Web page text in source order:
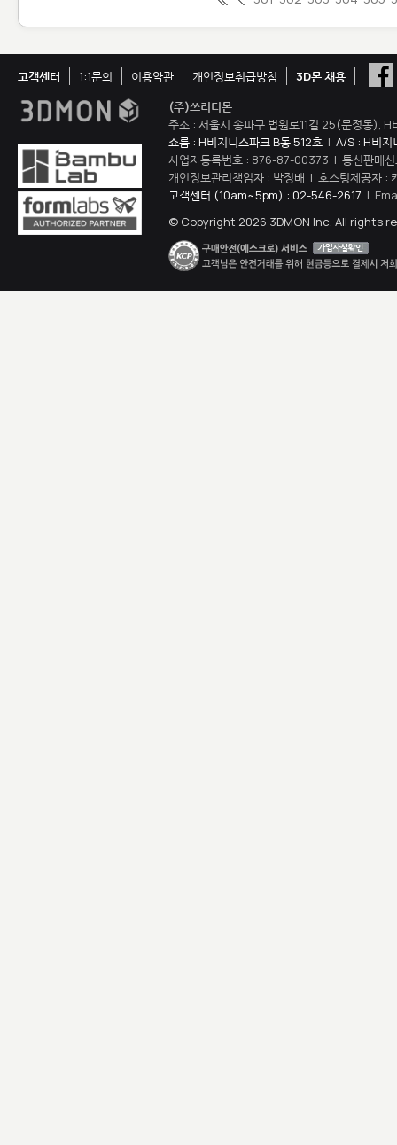
고객센터 1:1문의 이용약관 개인정보취급방침
3D몬 채용
(주)쓰리디몬
주소 : 서울시 송파구 법원로11길 25(문정동),
쇼룸 : H비지니스파크 B동 512호 | A/S : H비지
사업자등록번호 : 876-87-00373 | 통신판매
개인정보관리책임자 : 박정배 | 호스팅제공자 :
고객센터 (10am~5pm) : 02-546-2617 |
© Copyright 2026 3DMON Inc. All rights